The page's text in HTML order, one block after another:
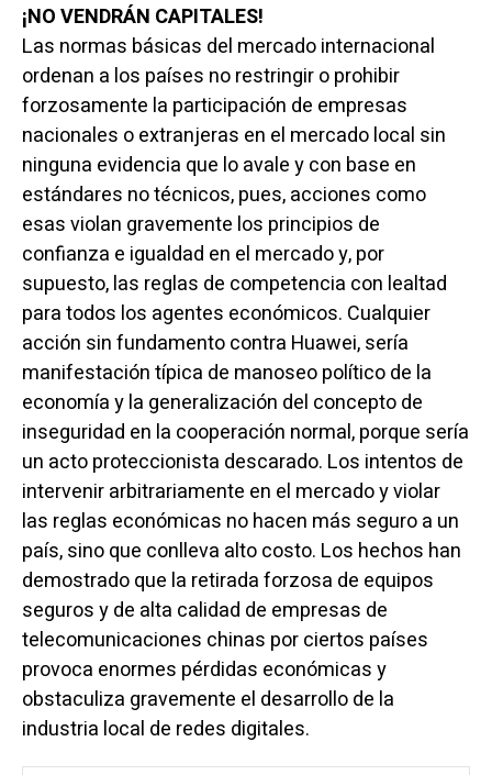
¡NO VENDRÁN CAPITALES!
Las normas básicas del mercado internacional
ordenan a los países no restringir o prohibir
forzosamente la participación de empresas
nacionales o extranjeras en el mercado local sin
ninguna evidencia que lo avale y con base en
estándares no técnicos, pues, acciones como
esas violan gravemente los principios de
confianza e igualdad en el mercado y, por
supuesto, las reglas de competencia con lealtad
para todos los agentes económicos. Cualquier
acción sin fundamento contra Huawei, sería
manifestación típica de manoseo político de la
economía y la generalización del concepto de
inseguridad en la cooperación normal, porque sería
un acto proteccionista descarado. Los intentos de
intervenir arbitrariamente en el mercado y violar
las reglas económicas no hacen más seguro a un
país, sino que conlleva alto costo. Los hechos han
demostrado que la retirada forzosa de equipos
seguros y de alta calidad de empresas de
telecomunicaciones chinas por ciertos países
provoca enormes pérdidas económicas y
obstaculiza gravemente el desarrollo de la
industria local de redes digitales.